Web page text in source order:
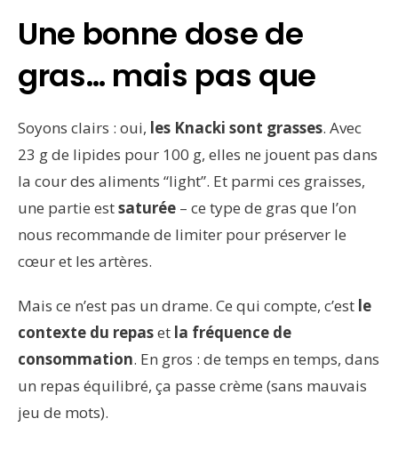
Une bonne dose de
gras… mais pas que
Soyons clairs : oui, les Knacki sont grasses. Avec
23 g de lipides pour 100 g, elles ne jouent pas dans
la cour des aliments “light”. Et parmi ces graisses,
une partie estsaturée – ce type de gras que l’on
nous recommande de limiter pour préserver le
cœur et les artères.
Mais ce n’est pas un drame. Ce qui compte, c’est le
contexte du repaset la fréquence de
consommation. En gros : de temps en temps, dans
un repas équilibré, ça passe crème (sans mauvais
jeu de mots).